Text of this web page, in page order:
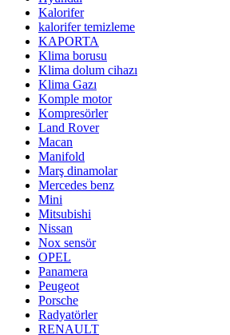
Kalorifer
kalorifer temizleme
KAPORTA
Klima borusu
Klima dolum cihazı
Klima Gazı
Komple motor
Kompresörler
Land Rover
Macan
Manifold
Marş dinamolar
Mercedes benz
Mini
Mitsubishi
Nissan
Nox sensör
OPEL
Panamera
Peugeot
Porsche
Radyatörler
RENAULT